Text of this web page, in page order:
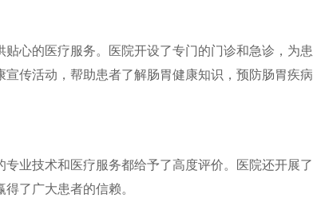
心的医疗服务。医院开设了专门的门诊和急诊，为患
传活动，帮助患者了解肠胃健康知识，预防肠胃疾病
业技术和医疗服务都给予了高度评价。医院还开展了
了广大患者的信赖。